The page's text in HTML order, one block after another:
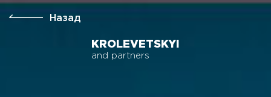
KROLEVETSKYI
and partners
Назад